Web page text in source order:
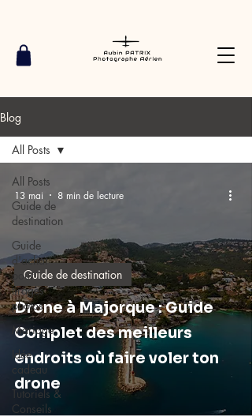
Blog
All Posts
Guide de
destination
Guide
d'achat
pour
tirages
photos
Mariage
Idée
cadeau
Tutoriels &
Conseils
All Posts
Drone à Majorque : Guide
Complet des meilleurs
endroits où faire voler ton
drone
Guide de destination
13 mai 8 min de lecture